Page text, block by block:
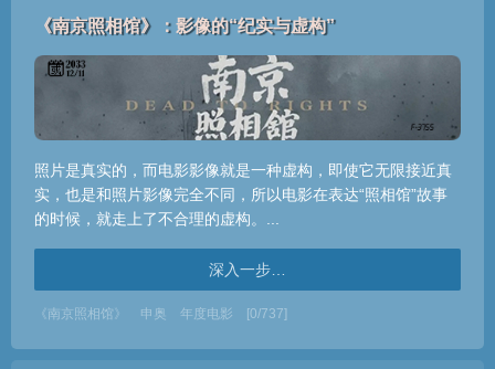
《南京照相馆》：影像的“纪实与虚构”
照片是真实的，而电影影像就是一种虚构，即使它无限接近真
实，也是和照片影像完全不同，所以电影在表达“照相馆”故事
的时候，就走上了不合理的虚构。...
深入一步…
《南京照相馆》 申奥 年度电影 [0/737]